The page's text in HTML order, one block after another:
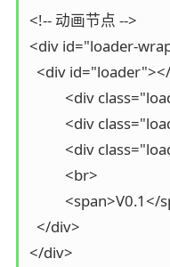
<!-- 动画节点 -->
<div id="loader-
<div
  </div>